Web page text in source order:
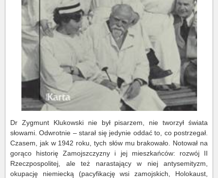
Dr Zygmunt Klukowski nie był pisarzem, nie tworzył świata
słowami. Odwrotnie – starał się jedynie oddać to, co postrzegał.
Czasem, jak w 1942 roku, tych słów mu brakowało. Notował na
gorąco historię Zamojszczyzny i jej mieszkańców: rozwój II
Rzeczpospolitej, ale też narastający w niej antysemityzm,
okupację niemiecką (pacyfikację wsi zamoj­skich, Holokaust,